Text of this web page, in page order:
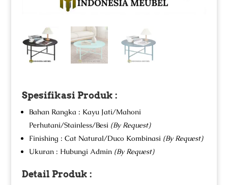
Spesifikasi Produk :
Bahan Rangka : Kayu Jati/Mahoni
Perhutani/Stainless/Besi (By Request)
Finishing : Cat Natural/Duco Kombinasi (By Request)
Ukuran : Hubungi Admin (By Request)
Detail Produk :